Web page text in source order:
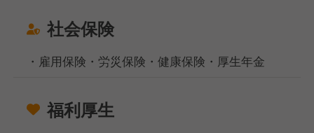
社会保険
・雇用保険・労災保険・健康保険・厚生年金
福利厚生